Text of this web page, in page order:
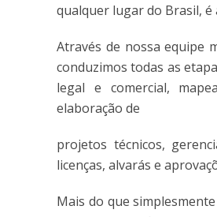
qualquer lugar do Brasil, é
Através de nossa equipe
conduzimos todas as
legal e comercial,
elaboração de
projetos técnicos,
licenças, alvarás e
Mais do que